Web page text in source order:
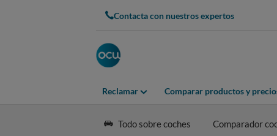
Contacta con nuestros expertos
Reclamar Comparar productos y
Todo sobre coches Comparador